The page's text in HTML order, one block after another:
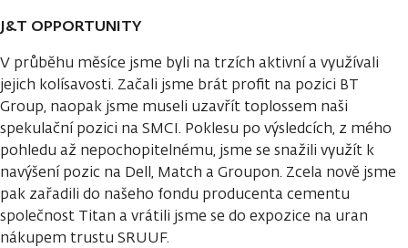
J&T OPPORTUNITY
V průběhu měsíce jsme byli na trzích aktivní a využívali
jejich kolísavosti. Začali jsme brát profit na pozici BT
Group, naopak jsme museli uzavřít toplossem naši
spekulační pozici na SMCI. Poklesu po výsledcích, z mého
pohledu až nepochopitelnému, jsme se snažili využít k
navýšení pozic na Dell, Match a Groupon. Zcela nově jsme
pak zařadili do našeho fondu producenta cementu
společnost Titan a vrátili jsme se do expozice na uran
nákupem trustu SRUUF.